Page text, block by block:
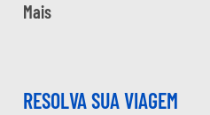
Mais
RESOLVA SUA VIAGEM